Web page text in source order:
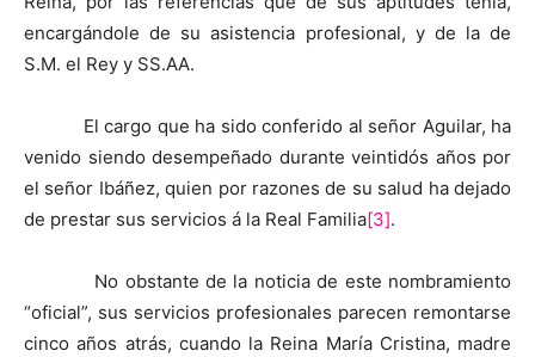
encargándole de su asistencia profesional, y de la de
S.M. el Rey y SS.AA.
El cargo que ha sido conferido al señor Aguilar, ha
venido siendo desempeñado durante veintidós años por
el señor Ibáñez, quien por razones de su salud ha dejado
de prestar sus servicios á la Real Familia[3].
No obstante de la noticia de este nombramiento
“oficial”, sus servicios profesionales parecen remontarse
cinco años atrás, cuando la Reina María Cristina, madre